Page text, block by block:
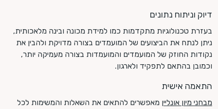
דיוק וניתוח נתונים
בעזרת טכנולוגיות מתקדמות כמו למידת מכונה ובינה מלאכותית,
ניתן לנתח את הביצועים של המועמדים בצורה מדויקת ולהבין את
נקודות החוזק של המועמדים והמועמדות בצורה מעמיקה יותר,
וכמובן בהתאם לתפקיד ולארגון.
התאמה אישית
מבחני מיון אונליין מאפשרים להתאים את השאלות והמשימות לכל